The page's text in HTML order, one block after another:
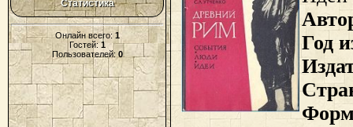
Статистика
Онлайн всего: 1
Гостей:1
Пользователей: 0
Год